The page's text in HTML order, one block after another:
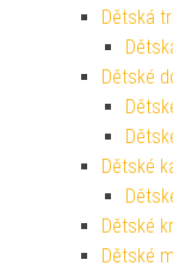
Dětská
Dětské
Dětské
Dětské
Dětské